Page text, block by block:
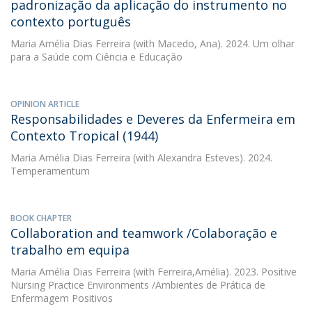
padronização da aplicação do instrumento no
contexto português
Maria Amélia Dias Ferreira (with Macedo, Ana). 2024. Um olhar
para a Saúde com Ciência e Educação
OPINION ARTICLE
Responsabilidades e Deveres da Enfermeira em
Contexto Tropical (1944)
Maria Amélia Dias Ferreira (with Alexandra Esteves). 2024.
Temperamentum
BOOK CHAPTER
Collaboration and teamwork /Colaboração e
trabalho em equipa
Maria Amélia Dias Ferreira (with Ferreira,Amélia). 2023. Positive
Nursing Practice Environments /Ambientes de Prática de
Enfermagem Positivos